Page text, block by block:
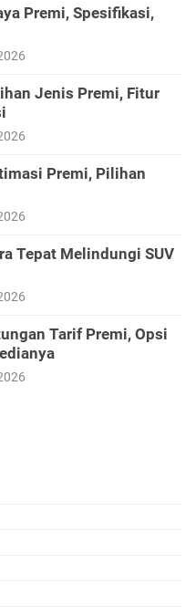
Premi, Spesifikasi,
Jenis Premi, Fitur
Premi, Pilihan
Tepat Melindungi SUV
Tarif Premi, Opsi